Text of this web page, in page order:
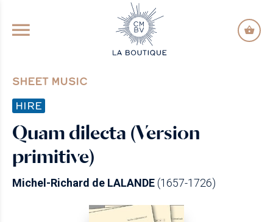
GO TO PRINCIPAL CONTENT
SHEET MUSIC
HIRE
Quam dilecta (Version
primitive)
Michel-Richard de LALANDE(1657-1726)